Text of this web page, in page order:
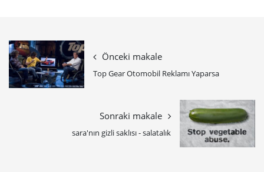
Önceki makale
Top Gear Otomobil Reklamı Yaparsa
Sonraki makale
sara'nın gizli saklısı - salatalık